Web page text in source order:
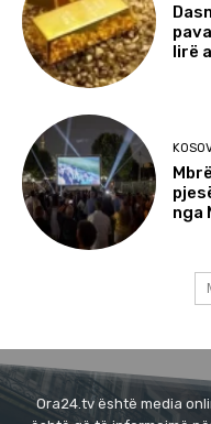
lirë
nga
Ora24.tv është media